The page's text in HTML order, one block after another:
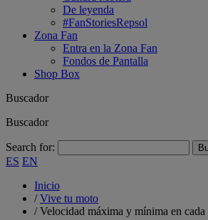
De leyenda
#FanStoriesRepsol
Zona Fan
Entra en la Zona Fan
Fondos de Pantalla
Shop Box
Buscador
Buscador
Search for:
ES EN
Inicio
/Vive tu moto
/Velocidad máxima y mínima en cada